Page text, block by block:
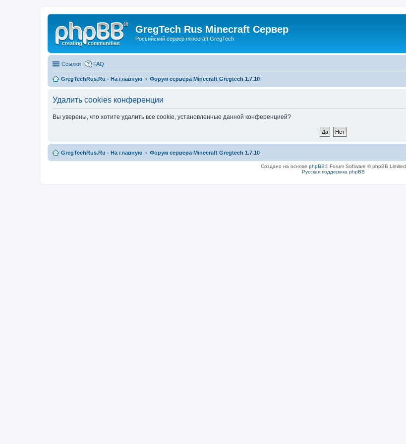
GregTech Rus Minecraft Сервер
Российский сервер minecraft GregTech
Ссылки FAQ
GregTechRus.Ru - На главную Форум сервера Minecraft Gregtech 1.7.10
Удалить cookies конференции
Вы уверены, что хотите удалить все cookie, установленные данной конференцией?
GregTechRus.Ru - На главную Форум сервера Minecraft Gregtech 1.7.10
Создано на основе phpBB® Forum Software © phpBB Limited
Русская поддержка phpBB